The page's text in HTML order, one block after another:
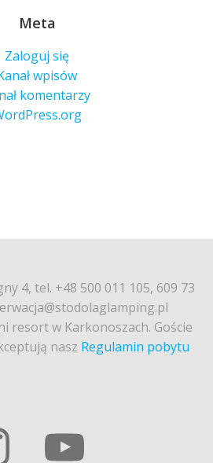
Meta
Zaloguj się
wpisów
komentarzy
4, tel. +48 500 011 105, 609 73
resort w Karkonoszach. Goście
nasz Regulamin pobytu